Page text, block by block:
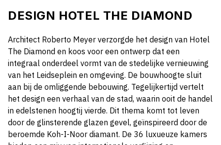
DESIGN HOTEL THE DIAMOND
Architect Roberto Meyer verzorgde het design van Hotel
The Diamond en koos voor een ontwerp dat een
integraal onderdeel vormt van de stedelijke vernieuwing
van het Leidseplein en omgeving. De bouwhoogte sluit
aan bij de omliggende bebouwing. Tegelijkertijd vertelt
het design een verhaal van de stad, waarin ooit de handel
in edelstenen hoogtij vierde. Dit thema komt tot leven
door de glinsterende glazen gevel, geïnspireerd door de
beroemde Koh-I-Noor diamant. De 36 luxueuze kamers